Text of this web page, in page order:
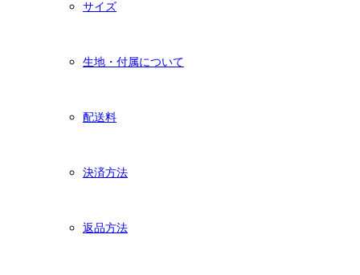
サイズ
生地・付属について
配送料
決済方法
返品方法